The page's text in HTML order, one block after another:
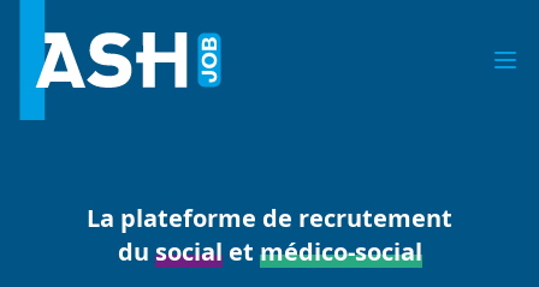
La plateforme de recrutement
du socialet médico-social